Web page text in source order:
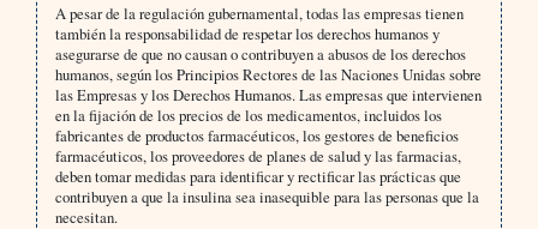
A pesar de la regulación gubernamental, todas las empresas tienen
también la responsabilidad de respetar los derechos humanos y
asegurarse de que no causan o contribuyen a abusos de los derechos
humanos, según los Principios Rectores de las Naciones Unidas sobre
las Empresas y los Derechos Humanos. Las empresas que intervienen
en la fijación de los precios de los medicamentos, incluidos los
fabricantes de productos farmacéuticos, los gestores de beneficios
farmacéuticos, los proveedores de planes de salud y las farmacias,
deben tomar medidas para identificar y rectificar las prácticas que
contribuyen a que la insulina sea inasequible para las personas que la
necesitan.